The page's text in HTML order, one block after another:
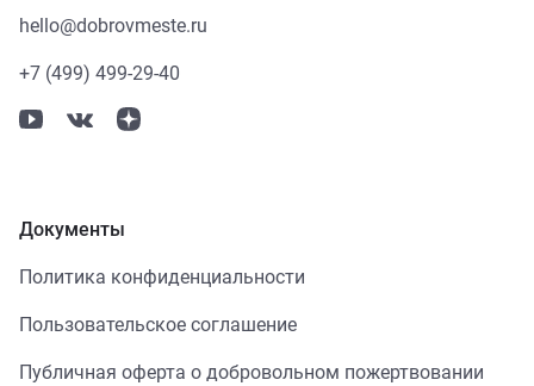
hello@dobrovmeste.ru
+7 (499) 499-29-40
Документы
Политика конфиденциальности
Пользовательское соглашение
Публичная оферта о добровольном пожертвовании